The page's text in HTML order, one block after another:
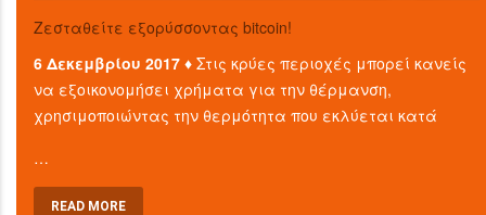
Ζεσταθείτε εξορύσσοντας bitcoin!
6 Δεκεμβρίου 2017 ♦Στις κρύες περιοχές μπορεί κανείς
να εξοικονομήσει χρήματα για την θέρμανση,
χρησιμοποιώντας την θερμότητα που εκλύεται κατά
…
READ MORE